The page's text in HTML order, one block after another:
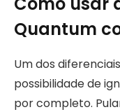
Quantum
Um dos
possibilidade de
por completo.